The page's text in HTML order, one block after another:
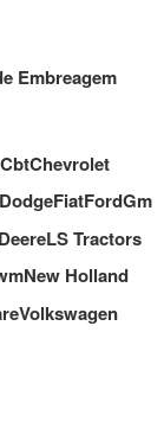
Embreagem
CbtChevrolet
DodgeFiatFordGm
LS Tractors
New Holland
Volkswagen